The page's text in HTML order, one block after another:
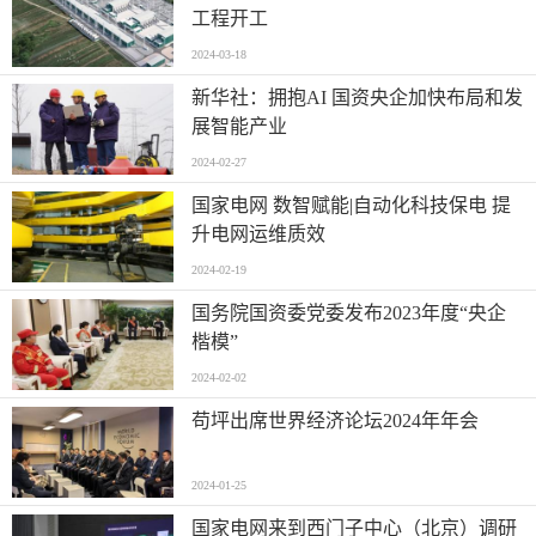
工程开工
2024-03-18
新华社：拥抱AI 国资央企加快布局和发
展智能产业
2024-02-27
国家电网 数智赋能|自动化科技保电 提
升电网运维质效
2024-02-19
国务院国资委党委发布2023年度“央企
楷模”
2024-02-02
苟坪出席世界经济论坛2024年年会
2024-01-25
国家电网来到西门子中心（北京）调研